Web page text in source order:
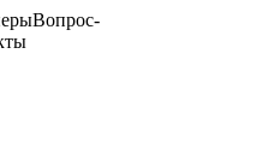
Вопрос-